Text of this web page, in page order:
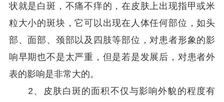
状就是白斑，不痛不痒的，在皮肤上出现指甲或米
粒大小的斑块，它可以出现在人体任何部位，如头
部、面部、颈部以及四肢等部位，对患者形象的影
响早期也不是太严重，但是若是发展后，对患者外
表的影响是非常大的。
2、皮肤白斑的面积不仅与影响外貌的程度有